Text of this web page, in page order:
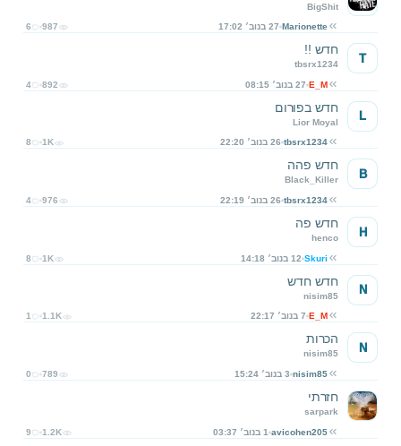
BigShit
Marionette 27 בנוב׳ 17:02 6 987
חדש !!
tbsrx1234
E_M 27 בנוב׳ 08:15 4 892
T
חדש בפורום
Lior Moyal
tbsrx1234 26 בנוב׳ 22:20 8 1K
L
חדש פהה
Black_Killer
tbsrx1234 26 בנוב׳ 22:19 4 976
B
חדש פה
henco
Skuri 12 בנוב׳ 14:18 8 1K
H
חדש חדש
nisim85
E_M 7 בנוב׳ 22:17 1 1.1K
N
הכרות
nisim85
nisim85 3 בנוב׳ 15:24 0 789
N
חזרתי
sarpark
avicohen205 1 בנוב׳ 03:37 9 1.2K